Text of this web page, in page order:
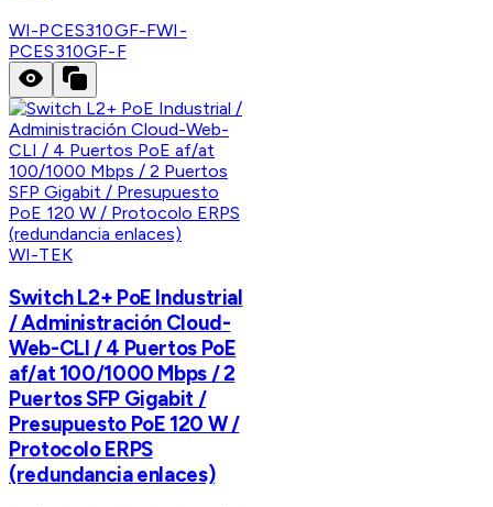
WI-PCES310GF-FWI-
PCES310GF-F
WI-TEK
Switch L2+ PoE Industrial
/ Administración Cloud-
Web-CLI / 4 Puertos PoE
af/at 100/1000 Mbps / 2
Puertos SFP Gigabit /
Presupuesto PoE 120 W /
Protocolo ERPS
(redundancia enlaces)